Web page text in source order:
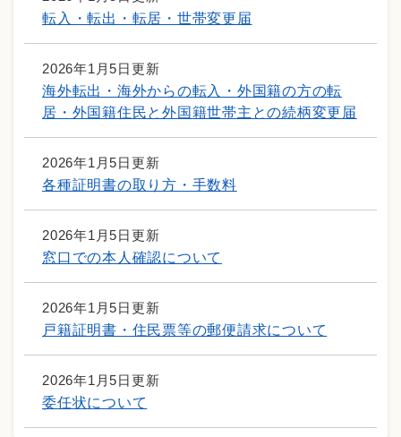
転入・転出・転居・世帯変更届
2026年1月5日更新
海外転出・海外からの転入・外国籍の方の転
居・外国籍住民と外国籍世帯主との続柄変更届
2026年1月5日更新
各種証明書の取り方・手数料
2026年1月5日更新
窓口での本人確認について
2026年1月5日更新
戸籍証明書・住民票等の郵便請求について
2026年1月5日更新
委任状について